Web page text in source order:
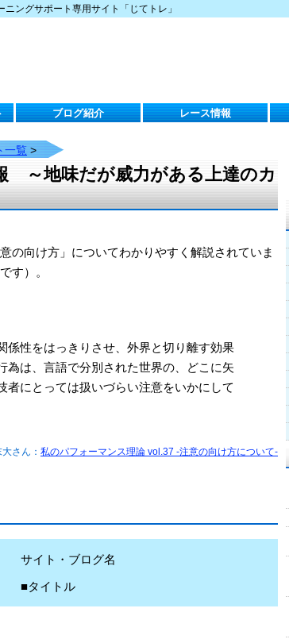
ニングサポート専用サイト「じてトレ」
ブログ紹介 レース情報
一覧 >
～地味だが威力がある上達のカ
の向け方」についてわかりやすく解説されていま
す）。
係性をはっきりさせ、外界と切り離す効果
為は、言語で分別された世界の、どこに矢
者にとっては扱いづらい注意をいかにして
さん： 私のパフォーマンス理論 vol.37 -注意の向け方について-
サイト・ブログ名
■タイトル